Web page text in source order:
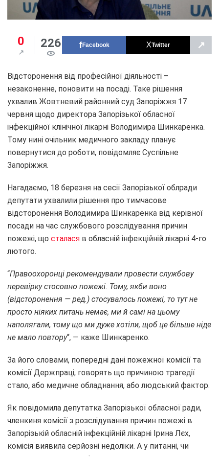
0 226 Facebook Twitter ↗
Відсторонення від професійної діяльності –
незаконенне, поновити на посаді. Таке рішення
ухвалив Жовтневий районний суд Запоріжжя 17
червня щодо директора Запорізької обласної
інфекційної клінічної лікарні Володимира Шинкаренка.
Тому нині очільник медичного закладу планує
повернутися до роботи, повідомляє Суспільне
Запоріжжя.
Нагадаємо, 18 березня на сесії Запорізької облради
депутати ухвалили рішення про тимчасове
відсторонення Володимира Шинкаренка від керівної
посади на час службового розслідування причин
пожежі, що сталася в обласній інфекційній лікарні 4-го
лютого.
“Правоохоронці рекомендували провести службову
перевірку стосовно пожежі. Тому, якби воно
(відсторонення — ред.) стосувалось пожежі, то тут не
просто ніяких питань немає, ми й самі на цьому
наполягали, тому що ми дуже хотіли, щоб це більше ніде
не мало повтору“, — каже Шинкаренко.
За його словами, попередні дані пожежної комісії та
комісії Держпраці, говорять що причиною трагедії
стало, або медичне обладнання, або людський фактор.
Як повідомила депутатка Запорізької обласної ради,
членкиня комісії з розслідування причин пожежі в
Запорізькій обласній інфекційній лікарні Ірина Лєх,
комісія виявила серйозні недоліки. А у питанні, чи